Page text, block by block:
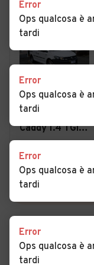
€ 11.800
VOLKSWAGEN
Caddy 1.4 TGI
Furgone
Business
Cerca altri
Error
Ops qualcosa è
tardi
Error
Ops qualcosa è
tardi
Error
Ops qualcosa è
tardi
Error
Ops qualcosa è
tardi